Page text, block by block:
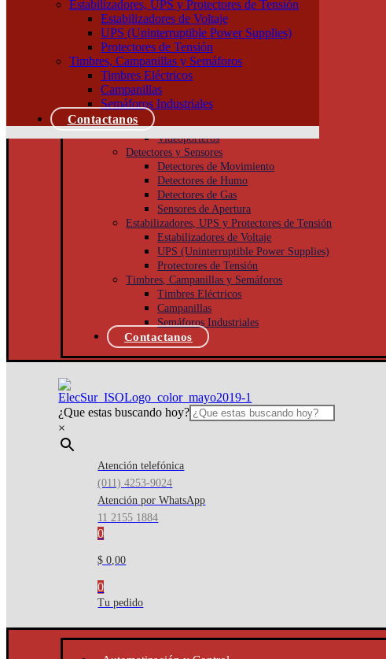
Estabilizadores, UPS y Protectores de Tensión
Estabilizadores de Voltaje
UPS (Uninterruptible Power Supplies)
Protectores de Tensión
Timbres, Campanillas y Semáforos
Timbres Eléctricos
Campanillas
Semáforos Industriales
Contactanos
Cajas Superficie y Capsuladas
Puesta a tierra
Accesorios
Cajas de inspección
Jabalinas
Seguridad
Cámaras de Seguridad
Porteros
Porteros Eléctricos
Videoporteros
Detectores y Sensores
Detectores de Movimiento
Detectores de Humo
Detectores de Gas
Sensores de Apertura
Estabilizadores, UPS y Protectores de Tensión
Estabilizadores de Voltaje
UPS (Uninterruptible Power Supplies)
Protectores de Tensión
Timbres, Campanillas y Semáforos
Timbres Eléctricos
Campanillas
Semáforos Industriales
Contactanos
¿Que estas buscando hoy?
×
Atención telefónica
(011) 4253-9024
Atención por WhatsApp
11 2155 1884
0
$ 0,00
0
Tu pedido